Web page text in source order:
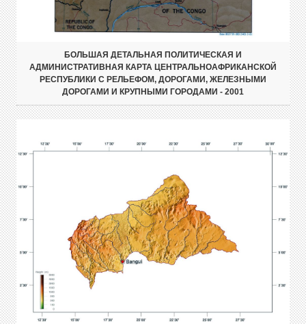
БОЛЬШАЯ ДЕТАЛЬНАЯ ПОЛИТИЧЕСКАЯ И
АДМИНИСТРАТИВНАЯ КАРТА ЦЕНТРАЛЬНОАФРИКАНСКОЙ
РЕСПУБЛИКИ С РЕЛЬЕФОМ, ДОРОГАМИ, ЖЕЛЕЗНЫМИ
ДОРОГАМИ И КРУПНЫМИ ГОРОДАМИ - 2001